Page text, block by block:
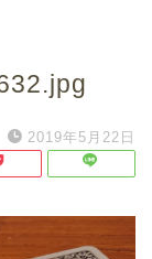
2019年5月22日